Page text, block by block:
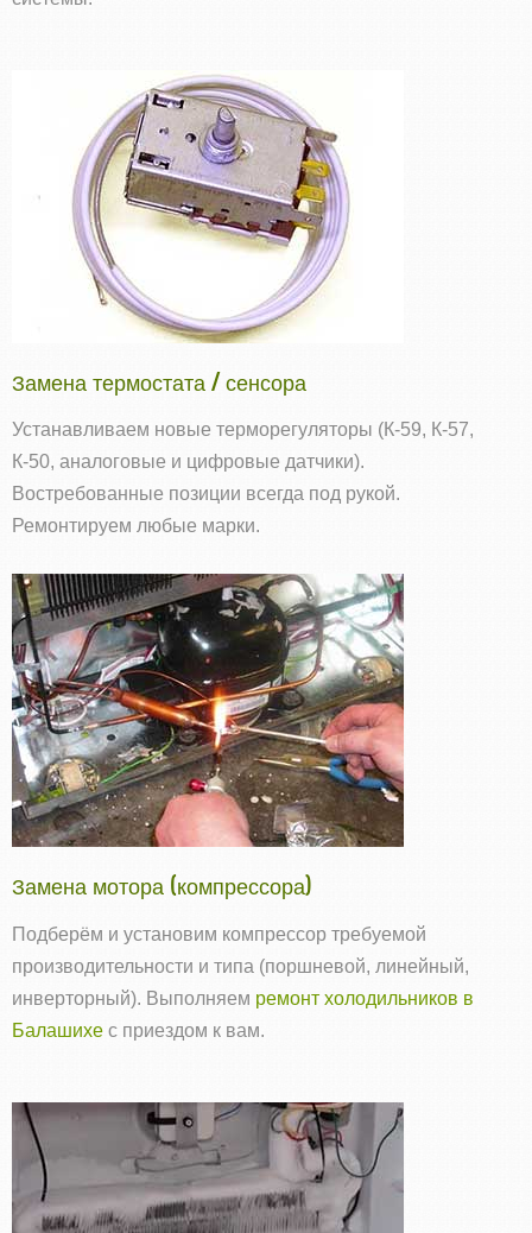
Замена термостата / сенсора
Устанавливаем новые терморегуляторы (К‑59, К‑57,
К‑50, аналоговые и цифровые датчики).
Востребованные позиции всегда под рукой.
Ремонтируем любые марки.
Замена мотора (компрессора)
Подберём и установим компрессор требуемой
производительности и типа (поршневой, линейный,
инверторный). Выполняем ремонт холодильников в
Балашихе с приездом к вам.